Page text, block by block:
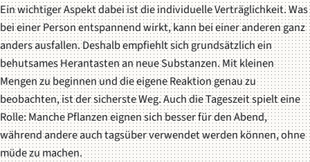
Ein wichtiger Aspekt dabei ist dieindividuelle Verträglichkeit. Was
bei einer Person entspannend wirkt, kann bei einer anderen ganz
anders ausfallen. Deshalb empfiehlt sich grundsätzlich ein
behutsames Herantasten an neue Substanzen. Mit kleinen
Mengen zu beginnen und die eigene Reaktion genau zu
beobachten, ist der sicherste Weg. Auch die Tageszeit spielt eine
Rolle: Manche Pflanzen eignen sich besser für den Abend,
während andere auch tagsüber verwendet werden können, ohne
müde zu machen.